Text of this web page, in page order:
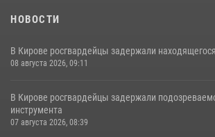
НОВОСТИ
В Кирове росгвардейцы задержали
08 августа 2026, 09:11
В Кирове росгвардейцы задержали
инструмента
07 августа 2026, 08:39